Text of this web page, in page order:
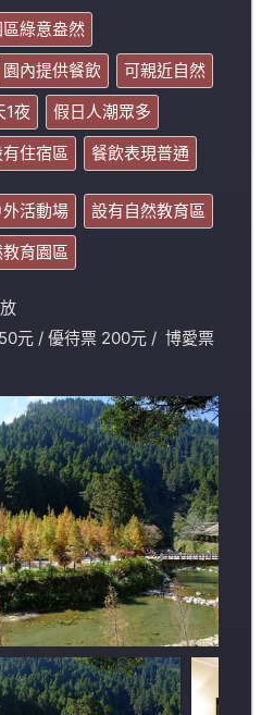
區綠意盎然
園內提供餐飲
可親近自然
1夜
假日人潮眾多
住宿區 餐飲表現普通
活動場
設有自然教育區
育園區
元 / 優待票 200元 / 博愛票